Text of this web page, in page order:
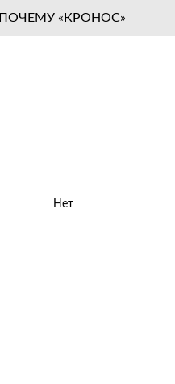
ПОЧЕМУ «КРОНОС»
Нет